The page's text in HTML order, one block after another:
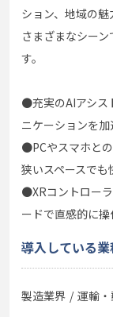
ション、地域の魅
さまざまなシー
す。
●充実のAIアシス
ニケーションを加
●PCやスマホと
狭いスペースでも
●XRコントロー
ードで直感的に操
導入している
製造業界 運輸